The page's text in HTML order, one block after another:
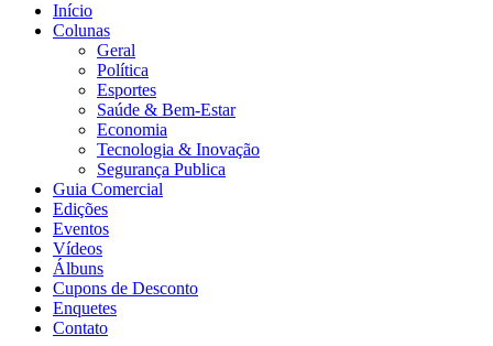
Início
Colunas
Geral
Política
Esportes
Saúde & Bem-Estar
Economia
Tecnologia & Inovação
Segurança Publica
Guia Comercial
Edições
Eventos
Vídeos
Álbuns
Cupons de Desconto
Enquetes
Contato